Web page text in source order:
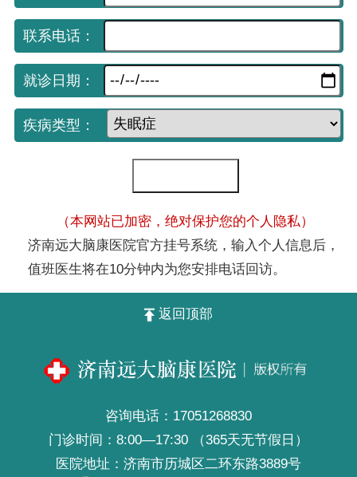
联系电话：
就诊日期：
疾病类型：
（本网站已加密，绝对保护您的个人隐私）
济南远大脑康医院官方挂号系统，输入个人信息后，
值班医生将在10分钟内为您安排电话回访。
返回顶部
咨询电话： 17051268830
门诊时间：8:00—17:30 （365天无节假日）
医院地址：济南市历城区二环东路3889号